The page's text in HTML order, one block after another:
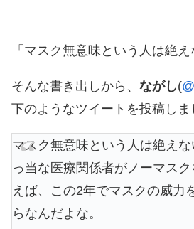
「マスク無意味という人は絶
そんな書き出しから、 ながし(
下のようなツイートを投稿しま
マスク無意味という人は絶え
っ当な医療関係者がノーマス
えば、この2年でマスクの威力
らなんだよな。